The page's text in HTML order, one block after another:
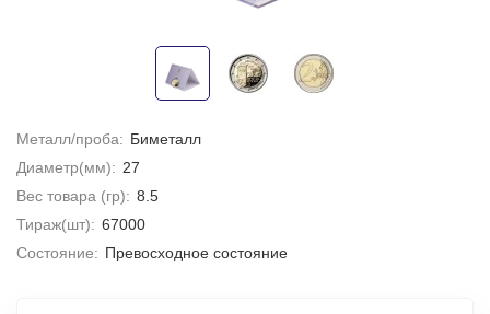
Металл/проба: Биметалл
Диаметр(мм): 27
Вес товара (гр): 8.5
Тираж(шт): 67000
Состояние: Превосходное состояние